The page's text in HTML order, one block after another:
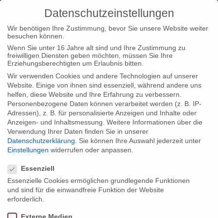
Home Typ|News FC Barcelona bei der BBC
FC Barcelona bei der BBC
FC Barcelona – Jahr der Entscheidung läuft am 12. Juni bei der
BBC
Share:
Datenschutzeinstellungen
Wir benötigen Ihre Zustimmung, bevor Sie unsere Website weiter
besuchen können.
Wenn Sie unter 16 Jahre alt sind und Ihre Zustimmung zu
freiwilligen Diensten geben möchten, müssen Sie Ihre
Erziehungsberechtigten um Erlaubnis bitten.
Wir verwenden Cookies und andere Technologien auf unserer
Website. Einige von ihnen sind essenziell, während andere uns
helfen, diese Website und Ihre Erfahrung zu verbessern.
Personenbezogene Daten können verarbeitet werden (z. B. IP-
Adressen), z. B. für personalisierte Anzeigen und Inhalte oder
Anzeigen- und Inhaltsmessung. Weitere Informationen über die
Verwendung Ihrer Daten finden Sie in unserer
Datenschutzerklärung
Sie können Ihre Auswahl jederzeit unter
Einstellungen widerrufen oder anpassen.
Essenziell
Essenzielle Cookies ermöglichen grundlegende Funktionen
und sind für die einwandfreie Funktion der Website
erforderlich.